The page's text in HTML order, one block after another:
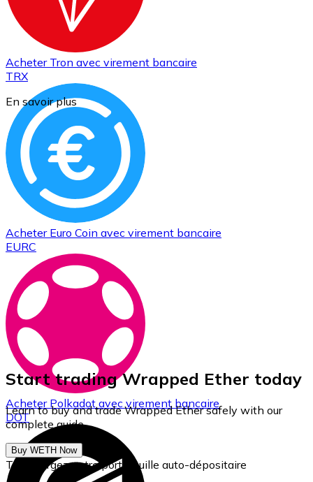
Acheter Tron avec virement bancaire
TRX
Acheter Euro Coin avec virement bancaire
EURC
Acheter Polkadotavec virement bancaire
DOT
En savoir plus
Start trading Wrapped Ether today
Learn to buy and trade Wrapped Ether safely with our
complete guide.
Buy WETH Now
Téléchargez notre portefeuille auto-dépositaire